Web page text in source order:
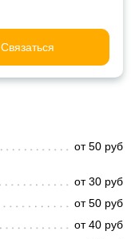
Связаться
от 50 руб
от 30 руб
от 50 руб
от 40 руб